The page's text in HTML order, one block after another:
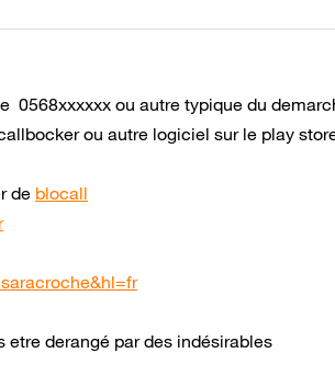
0568xxxxxx ou autre typique du
ou autre logiciel sur le play
de blocall
etre derangé par des indésirables